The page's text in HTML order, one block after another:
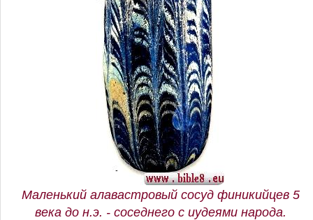
Маленький алавастровый сосуд финикийцев 5
века до н.э. - соседнего с иудеями народа.